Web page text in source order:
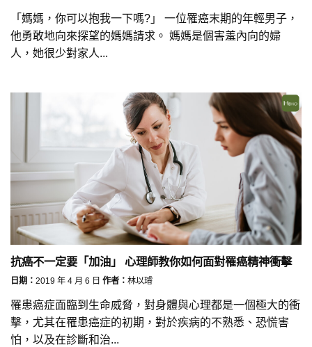
「媽媽，你可以抱我一下嗎?」 一位罹癌末期的年輕男子，
他勇敢地向來探望的媽媽請求。 媽媽是個害羞內向的婦
人，她很少對家人...
抗癌不一定要「加油」 心理師教你如何面對罹癌精神衝擊
日期： 2019 年 4 月 6 日 作者： 林以璿
罹患癌症面臨到生命威脅，對身體與心理都是一個極大的衝
擊，尤其在罹患癌症的初期，對於疾病的不熟悉、恐慌害
怕，以及在診斷和治...